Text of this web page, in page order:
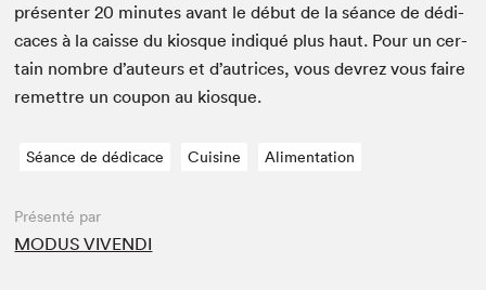
présen­ter20 min­utes avant le début de la séance de dédi­
caces à la caisse du kiosque indiqué plus haut. Pour un cer­
tain nom­bre d’auteurs et d’autrices, vous devrez vous faire
remet­tre un coupon au kiosque.
Séance de dédicace Cuisine Alimentation
Présenté par
MODUS VIVENDI